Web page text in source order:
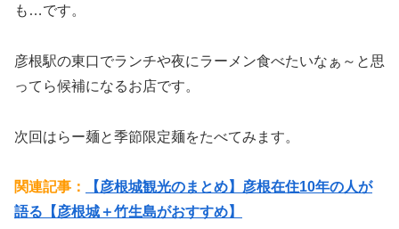
も…です。
彦根駅の東口でランチや夜にラーメン食べたいなぁ～と思
ってら候補になるお店です。
次回はらー麺と季節限定麺をたべてみます。
関連記事：
【彦根城観光のまとめ】彦根在住10年の人が
語る【彦根城＋竹生島がおすすめ】